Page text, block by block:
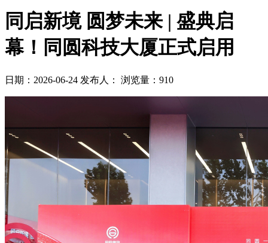
同启新境 圆梦未来 | 盛典启
幕！同圆科技大厦正式启用
日期：2026-06-24 发布人： 浏览量：910